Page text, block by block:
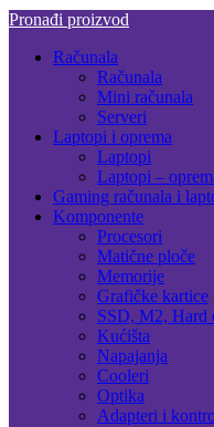
Pronađi proizvod
Računala
Računala
Mini računala
Serveri
Laptopi i oprema
Laptopi
Laptopi –
Gaming računala i
Komponente
Procesori
Matične ploče
Memorije
Grafičke kartice
SSD, M2, Hard
Kućišta
Napajanja
Cooleri
Optika
Adapteri i